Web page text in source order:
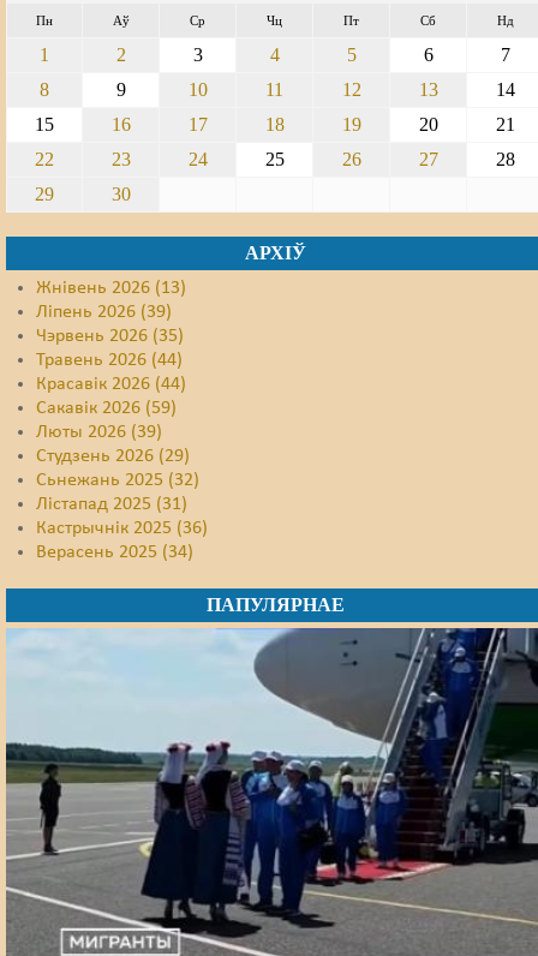
Пн Аў Ср Чц Пт Сб Нд
1 2 3 4 5 6
7
8
9 10 11 12 13
14
15
16 17 18 19 20
21
22
23 24 25 26 27
28
29
30
АРХІЎ
Жнівень 2026 (13)
Ліпень 2026 (39)
Чэрвень 2026 (35)
Травень 2026 (44)
Красавік 2026 (44)
Сакавік 2026 (59)
Люты 2026 (39)
Студзень 2026 (29)
Сьнежань 2025 (32)
Лістапад 2025 (31)
Кастрычнік 2025 (36)
Верасень 2025 (34)
ПАПУЛЯРНАЕ